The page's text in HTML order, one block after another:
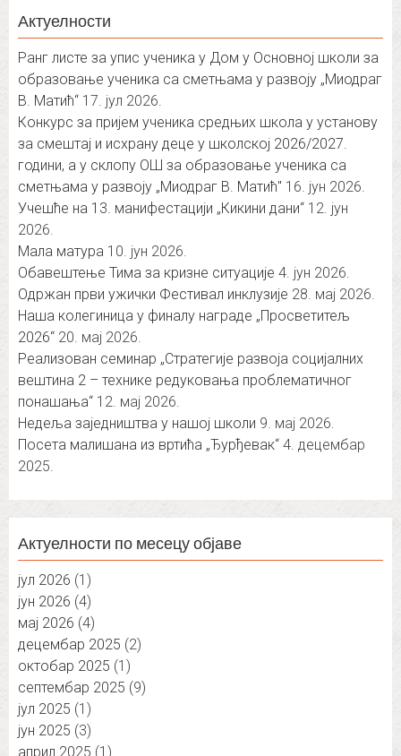
Актуелности
Ранг листе за упис ученика у Дом у Основној школи за
образовање ученика са сметњама у развоју „Миодраг
В. Матић“ 17. јул 2026.
Конкурс за пријем ученика средњих школа у установу
за смештај и исхрану деце у школској 2026/2027.
години, а у склопу ОШ за образовање ученика са
сметњама у развоју „Миодраг В. Матић″ 16. јун 2026.
Учешће на 13. манифестацији „Кикини дани“ 12. јун
2026.
Мала матура 10. јун 2026.
Обавештење Тима за кризне ситуације 4. јун 2026.
Одржан први ужички Фестивал инклузије 28. мај 2026.
Наша колегиница у финалу награде „Просветитељ
2026“ 20. мај 2026.
Реализован семинар „Стратегије развоја социјалних
вештина 2 – технике редуковања проблематичног
понашања“ 12. мај 2026.
Недеља заједништва у нашој школи 9. мај 2026.
Посета малишана из вртића „Ђурђевак“ 4. децембар
2025.
Актуелности по месецу објаве
јул 2026 (1)
јун 2026 (4)
мај 2026 (4)
децембар 2025 (2)
октобар 2025 (1)
септембар 2025 (9)
јул 2025 (1)
јун 2025 (3)
април 2025 (1)